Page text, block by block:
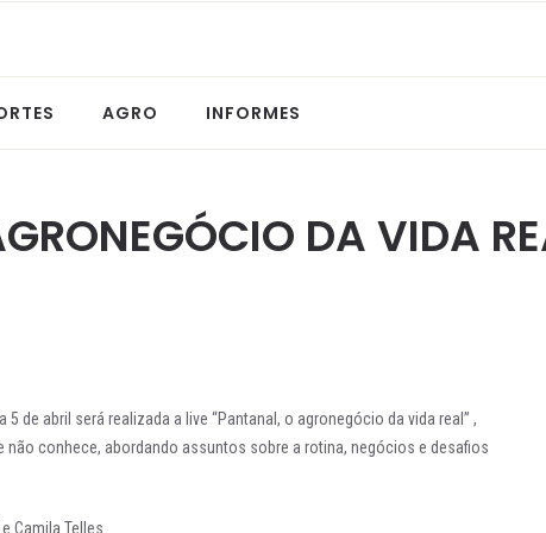
AGRO INFORMES
DA VIDA
5 de abril será realizada a live “Pantanal, o agronegócio da vida real” ,
conhece, abordando assuntos sobre a rotina, negócios e desafios
Camila Telles.